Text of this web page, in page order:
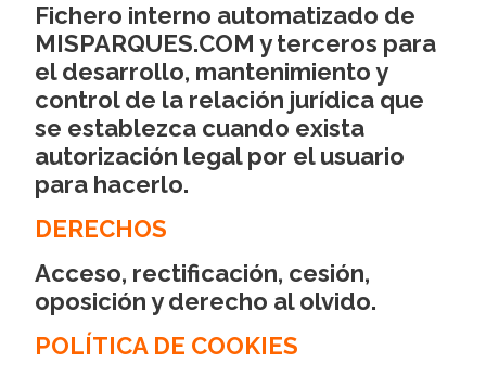
Fichero interno automatizado de
MISPARQUES.COM y terceros para
el desarrollo, mantenimiento y
control de la relación jurídica que
se establezca cuando exista
autorización legal por el usuario
para hacerlo.
DERECHOS
Acceso, rectificación, cesión,
oposición y derecho al olvido.
POLÍTICA DE COOKIES